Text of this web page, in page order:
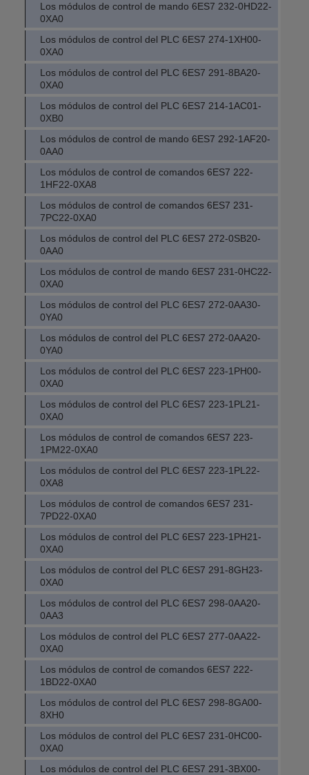
Los módulos de control de mando 6ES7 232-0HD22-
0XA0
Los módulos de control del PLC 6ES7 274-1XH00-
0XA0
Los módulos de control del PLC 6ES7 291-8BA20-
0XA0
Los módulos de control del PLC 6ES7 214-1AC01-
0XB0
Los módulos de control de mando 6ES7 292-1AF20-
0AA0
Los módulos de control de comandos 6ES7 222-
1HF22-0XA8
Los módulos de control de comandos 6ES7 231-
7PC22-0XA0
Los módulos de control del PLC 6ES7 272-0SB20-
0AA0
Los módulos de control de mando 6ES7 231-0HC22-
0XA0
Los módulos de control del PLC 6ES7 272-0AA30-
0YA0
Los módulos de control del PLC 6ES7 272-0AA20-
0YA0
Los módulos de control del PLC 6ES7 223-1PH00-
0XA0
Los módulos de control del PLC 6ES7 223-1PL21-
0XA0
Los módulos de control de comandos 6ES7 223-
1PM22-0XA0
Los módulos de control del PLC 6ES7 223-1PL22-
0XA8
Los módulos de control de comandos 6ES7 231-
7PD22-0XA0
Los módulos de control del PLC 6ES7 223-1PH21-
0XA0
Los módulos de control del PLC 6ES7 291-8GH23-
0XA0
Los módulos de control del PLC 6ES7 298-0AA20-
0AA3
Los módulos de control del PLC 6ES7 277-0AA22-
0XA0
Los módulos de control de comandos 6ES7 222-
1BD22-0XA0
Los módulos de control del PLC 6ES7 298-8GA00-
8XH0
Los módulos de control del PLC 6ES7 231-0HC00-
0XA0
Los módulos de control del PLC 6ES7 291-3BX00-